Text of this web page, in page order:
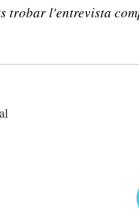
trobar l'entrevista